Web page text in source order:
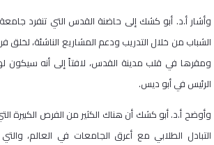
وأشار أ.د. أبو كشك إلى حاضنة القدس التي تنفرد
الشباب من خلال التدريب ودعم المشاريع الناشئة، لخلق
ومقرها في قلب مدينة القدس، لافتاً إلى أنه سيكون
الرئيس في أبو ديس.
وأوضح أ.د. أبو كشك أن هناك الكثير من الفرص الكبيرة
التبادل الطلابي مع أعرق الجامعات في العالم،